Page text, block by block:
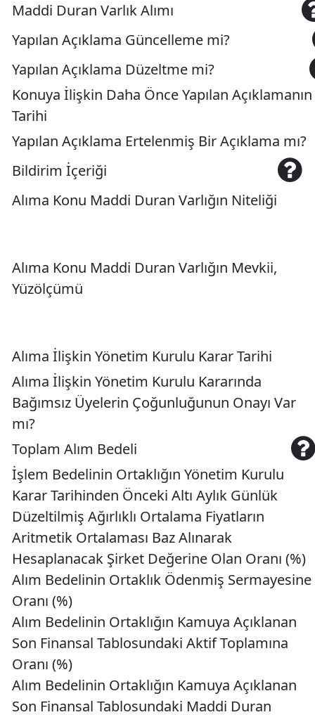
Maddi Duran Varlık Alımı
Yapılan Açıklama Güncelleme mi?
Yapılan Açıklama Düzeltme mi?
Konuya İlişkin Daha Önce Yapılan Açıklamanın
Tarihi
Yapılan Açıklama Ertelenmiş Bir Açıklama mı?
Bildirim İçeriği
Alıma Konu Maddi Duran Varlığın Niteliği
Alıma Konu Maddi Duran Varlığın Mevkii,
Yüzölçümü
Alıma İlişkin Yönetim Kurulu Karar Tarihi
Alıma İlişkin Yönetim Kurulu Kararında
Bağımsız Üyelerin Çoğunluğunun Onayı Var
mı?
Toplam Alım Bedeli
İşlem Bedelinin Ortaklığın Yönetim Kurulu
Karar Tarihinden Önceki Altı Aylık Günlük
Düzeltilmiş Ağırlıklı Ortalama Fiyatların
Aritmetik Ortalaması Baz Alınarak
Hesaplanacak Şirket Değerine Olan Oranı (%)
Alım Bedelinin Ortaklık Ödenmiş Sermayesine
Oranı (%)
Alım Bedelinin Ortaklığın Kamuya Açıklanan
Son Finansal Tablosundaki Aktif Toplamına
Oranı (%)
Alım Bedelinin Ortaklığın Kamuya Açıklanan
Son Finansal Tablosundaki Maddi Duran